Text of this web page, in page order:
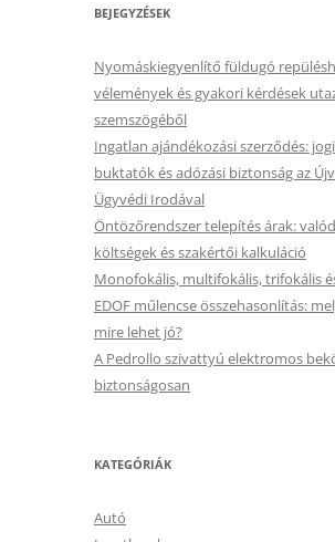
BEJEGYZÉSEK
Nyomáskiegyenlítő füldugó
vélemények és gyakori kérdések
szemszögéből
Ingatlan ajándékozási szerződés: jogi
buktatók és adózási biztonság az
Ügyvédi Irodával
Öntözőrendszer telepítés árak:
költségek és szakértői kalkuláció
Monofokális, multifokális, trifokális
EDOF műlencse összehasonlítás:
mire lehet jó?
A Pedrollo szivattyú elektromos
biztonságosan
KATEGÓRIÁK
Autó